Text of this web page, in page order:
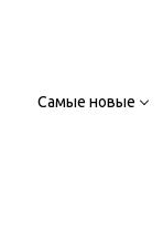
Самые новые